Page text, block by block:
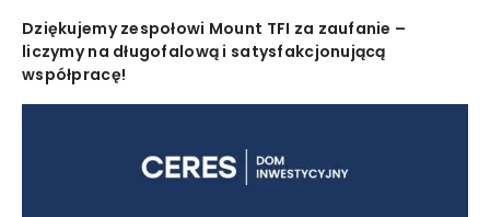
Dziękujemy zespołowi Mount TFI za zaufanie –
liczymy na długofalową i satysfakcjonującą
współpracę!